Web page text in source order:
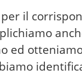
il